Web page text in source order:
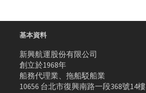
基本資料
新興航運股份有限公司
創立於1968年
船務代理業、拖船駁船業
10656 台北市復興南路一段368號14樓